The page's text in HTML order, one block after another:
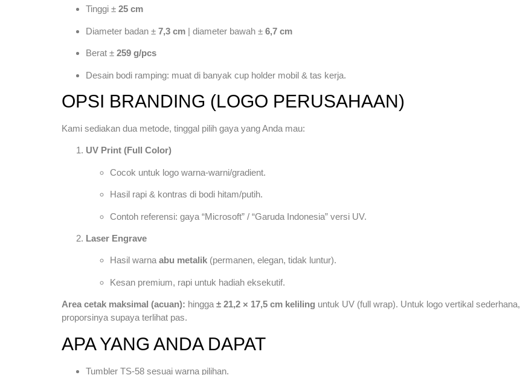
Tinggi ± 25 cm
Diameter badan ± 7,3 cm | diameter bawah ± 6,7 cm
Berat ± 259 g/pcs
Desain bodi ramping: muat di banyak cup holder mobil & tas kerja.
OPSI BRANDING (LOGO PERUSAHAAN)
Kami sediakan dua metode, tinggal pilih gaya yang Anda mau:
UV Print (Full Color)
Cocok untuk logo warna-warni/gradient.
Hasil rapi & kontras di bodi hitam/putih.
Contoh referensi: gaya “Microsoft” / “Garuda Indonesia” versi UV.
Laser Engrave
Hasil warna abu metalik (permanen, elegan, tidak luntur).
Kesan premium, rapi untuk hadiah eksekutif.
Area cetak maksimal (acuan): hingga ± 21,2 × 17,5 cm keliling untuk UV (full wrap). Untuk logo vertikal
proporsinya supaya terlihat pas.
APA YANG ANDA DAPAT
Tumbler TS-58 sesuai warna pilihan.